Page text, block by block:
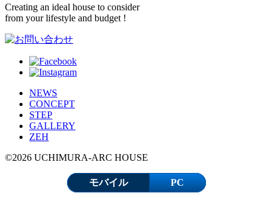
Creating an ideal house to consider
from your lifestyle and budget !
NEWS
CONCEPT
STEP
GALLERY
ZEH
©2026 UCHIMURA-ARC HOUSE
モバイル PC